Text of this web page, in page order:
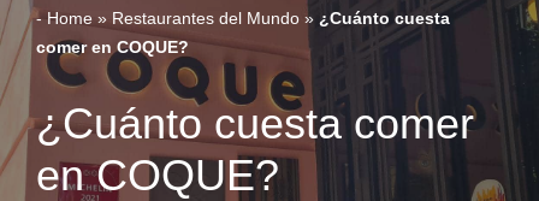
- Home » Restaurantes del Mundo » ¿Cuánto cuesta
comer en COQUE?
¿Cuánto cuesta comer
en COQUE?